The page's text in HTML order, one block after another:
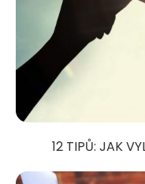
12 TIPŮ: JAK